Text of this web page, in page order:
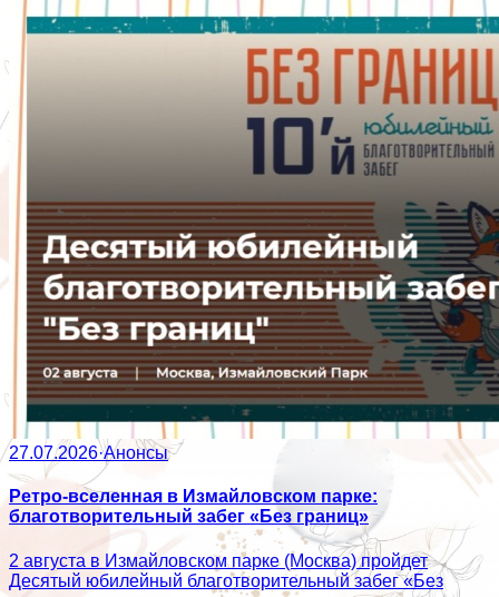
27.07.2026·Анонсы
Ретро-вселенная в Измайловском парке:
благотворительный забег «Без границ»
2 августа в Измайловском парке (Москва) пройдет
Десятый юбилейный благотворительный забег «Без